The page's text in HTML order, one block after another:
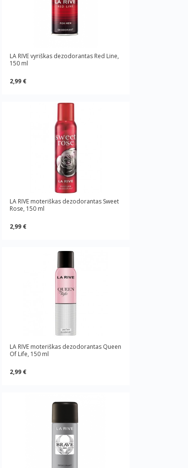
LA RIVE vyriškas dezodorantas Red Line,
150 ml
2,99 €
LA RIVE moteriškas dezodorantas Sweet
Rose, 150 ml
2,99 €
LA RIVE moteriškas dezodorantas Queen
Of Life, 150 ml
2,99 €